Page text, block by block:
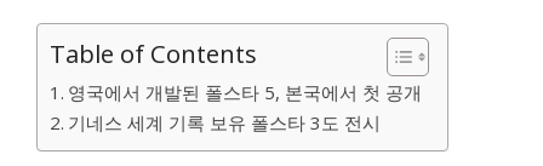
Table of Contents
영국에서 개발된 폴스타 5, 본국에서 첫 공개
기네스 세계 기록 보유 폴스타 3도 전시